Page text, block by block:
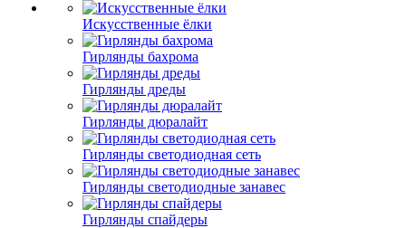
Искусственные ёлки
Гирлянды бахрома
Гирлянды дреды
Гирлянды дюралайт
Гирлянды светодиодная сеть
Гирлянды светодиодные занавес
Гирлянды спайдеры